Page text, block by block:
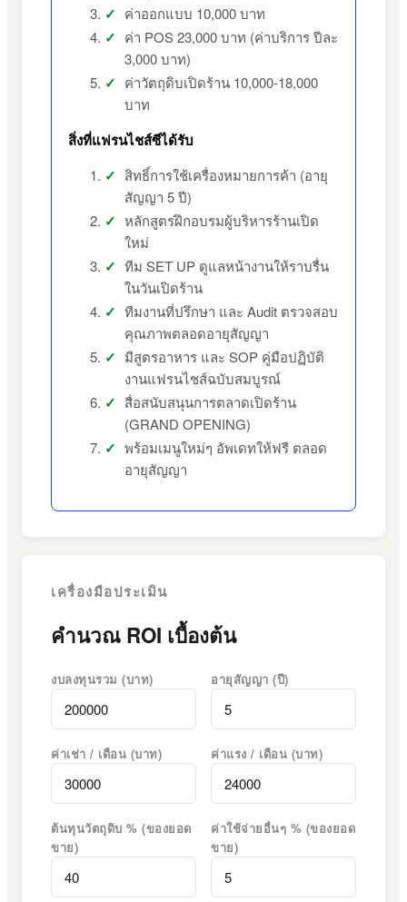
ค่าออกแบบ 10,000 บาท
ค่า POS 23,000 บาท (ค่าบริการ ปีละ
3,000 บาท)
ค่าวัตถุดิบเปิดร้าน 10,000-18,000
บาท
สิ่งที่แฟรนไชส์ซีได้รับ
สิทธิ์การใช้เครื่องหมายการค้า (อายุ
สัญญา 5 ปี)
หลักสูตรฝึกอบรมผู้บริหารร้านเปิด
ใหม่
ทีม SET UP ดูแลหน้างานให้ราบรื่น
ในวันเปิดร้าน
ทีมงานที่ปรึกษา และ Audit ตรวจสอบ
คุณภาพตลอดอายุสัญญา
มีสูตรอาหาร และ SOP คู่มือปฏิบัติ
งานแฟรนไชส์ฉบับสมบูรณ์
สื่อสนับสนุนการตลาดเปิดร้าน
(GRAND OPENING)
พร้อมเมนูใหม่ๆ อัพเดทให้ฟรี ตลอด
อายุสัญญา
เครื่องมือประเมิน
คำนวณ ROI เบื้องต้น
งบลงทุนรวม (บาท) อายุสัญญา (ปี)
ค่าเช่า / เดือน (บาท) ค่าแรง / เดือน (บาท)
ต้นทุนวัตถุดิบ % (ของยอด
ขาย)
ค่าใช้จ่ายอื่นๆ % (ของยอด
ขาย)